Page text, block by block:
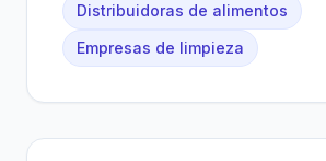
Distribuidoras de alimentos
Empresas de limpieza